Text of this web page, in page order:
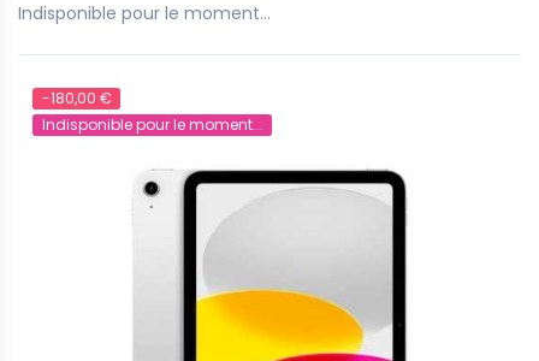
Indisponible pour le moment...
-180,00 €
Indisponible pour le moment...